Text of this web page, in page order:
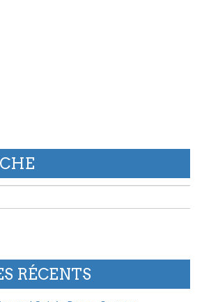
RÉCENTS